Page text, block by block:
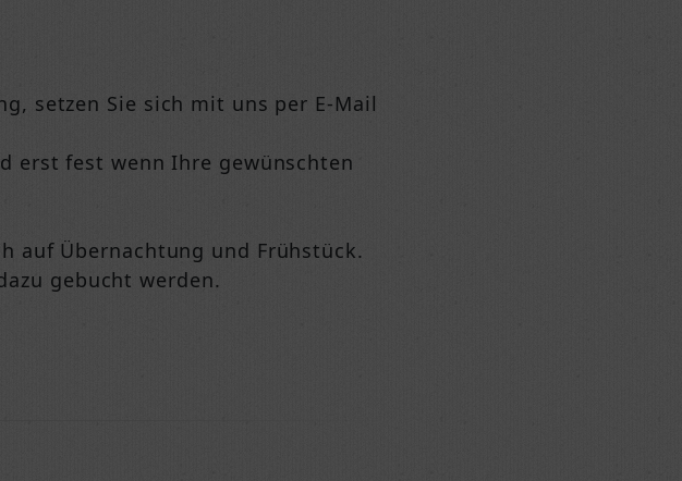
setzen Sie sich mit uns per E-Mail
erst fest wenn Ihre gewünschten
auf Übernachtung und Frühstück.
gebucht werden.